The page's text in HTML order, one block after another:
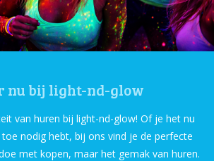
nu bij light-nd-glow
van huren bij light-nd-glow! Of je het nu
nodig hebt, bij ons vind je de perfecte
met kopen, maar het gemak van huren.